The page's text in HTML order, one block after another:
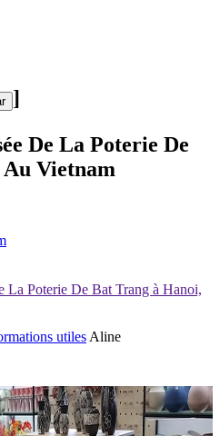
]
De La Poterie De
Vietnam
La Poterie De Bat Trang à Hanoi,
utiles Aline